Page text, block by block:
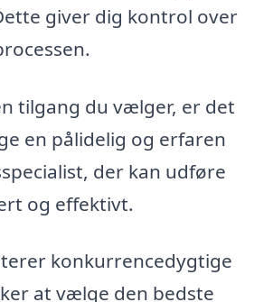
giver dig kontrol over
tilgang du vælger, er det
en pålidelig og erfaren
der kan udføre
og effektivt.
konkurrencedygtige
at vælge den bedste